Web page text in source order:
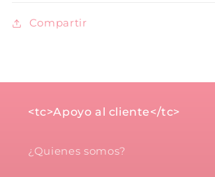
Compartir
<tc>Apoyo al cliente</tc>
¿Quienes somos?